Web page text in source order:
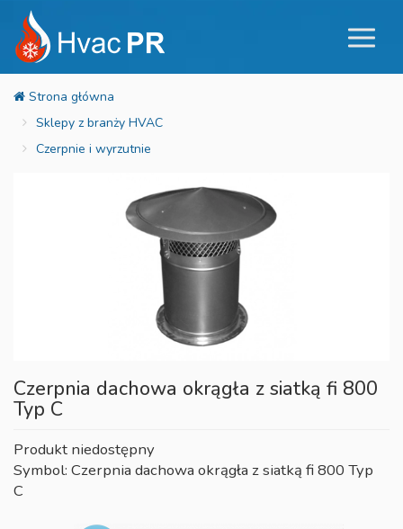
Sklepy z branży HVAC
Czerpnie i wyrzutnie
Czerpnia dachowa okrągła z siatką fi 800
Typ C
Produkt niedostępny
Symbol: Czerpnia dachowa okrągła z siatką fi 800 Typ
C